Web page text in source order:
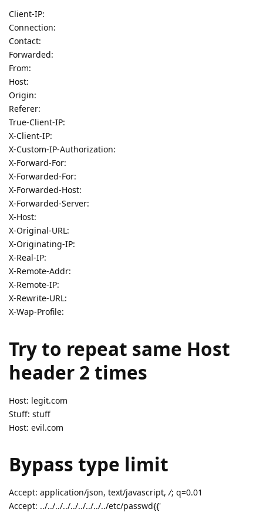
Client-IP:
Connection:
Contact:
Forwarded:
From:
Host:
Origin:
Referer:
True-Client-IP:
X-Client-IP:
X-Custom-IP-Authorization:
X-Forward-For:
X-Forwarded-For:
X-Forwarded-Host:
X-Forwarded-Server:
X-Host:
X-Original-URL:
X-Originating-IP:
X-Real-IP:
X-Remote-Addr:
X-Remote-IP:
X-Rewrite-URL:
X-Wap-Profile:
Try to repeat same Host
header 2 times
Host: legit.com
Stuff: stuff
Host: evil.com
Bypass type limit
Accept: application/json, text/javascript,/; q=0.01
Accept: ../../../../../../../../../etc/passwd{{'